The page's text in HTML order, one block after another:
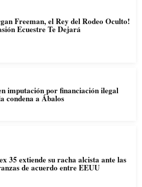
Freeman, el Rey del Rodeo Oculto!
Ecuestre Te Dejará
imputación por financiación ilegal
condena a Ábalos
35 extiende su racha alcista ante las
de acuerdo entre EEUU